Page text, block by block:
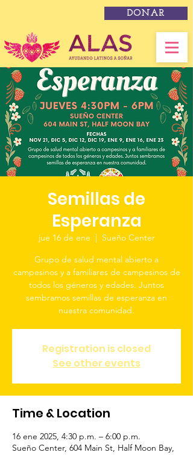
DONAR
Semillas de
Esperanza
jue 16 de ene
  |
Sueño Center
Grupo de salud mental abierto a
campesinos y a familiares de campesinos de
todos los géneros y edades. Juntos
sembramos semillas de esperanza en
nuestra comunidad.
Registration is closed
See other events
Time & Location
16 ene 2025, 4:30 p.m. – 6:00 p.m.
Sueño Center, 604 Main St, Half Moon Bay,